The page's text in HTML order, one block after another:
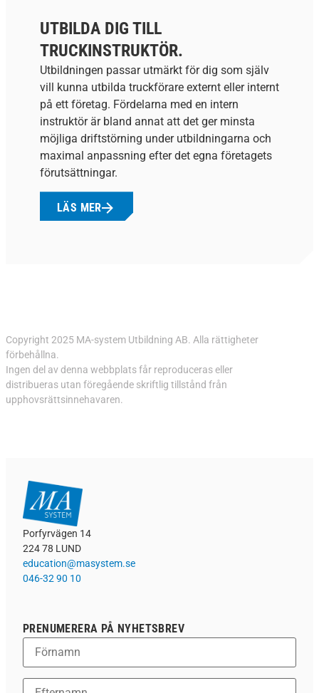
UTBILDA DIG TILL
TRUCKINSTRUKTÖR.
Utbildningen passar utmärkt för dig som själv
vill kunna utbilda truckförare externt eller internt
på ett företag. Fördelarna med en intern
instruktör är bland annat att det ger minsta
möjliga driftstörning under utbildningarna och
maximal anpassning efter det egna företagets
förutsättningar.
LÄS MER
Copyright 2025 MA-system Utbildning AB. Alla rättigheter
förbehållna.
Ingen del av denna webbplats får reproduceras eller
distribueras utan föregående skriftlig tillstånd från
upphovsrättsinnehavaren.
Porfyrvägen 14
224 78 LUND
education@masystem.se
046-32 90 10
PRENUMERERA PÅ NYHETSBREV